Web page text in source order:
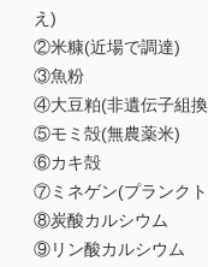
え)
②米糠(近場で調達)
③魚粉
④大豆粕(非遺伝子組
⑤モミ殻(無農薬米)
⑥カキ殻
⑦ミネゲン(プランク
⑧炭酸カルシウム
⑨リン酸カルシウム